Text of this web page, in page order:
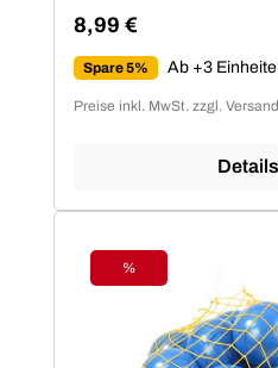
Regulärer Preis:
8,99 €
Spare 5% Ab +3
Preise inkl. MwSt. zzgl.
Details
Rabatt
%